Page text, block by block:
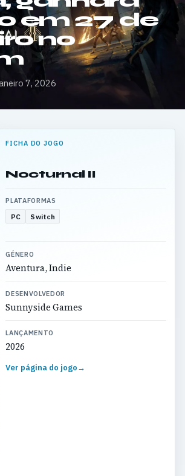
em 27 de
no
7, 2026
FICHA DO JOGO
Nocturnal II
PLATAFORMAS
PC Switch
GÉNERO
Aventura, Indie
DESENVOLVEDOR
Sunnyside Games
LANÇAMENTO
2026
Ver página do jogo→